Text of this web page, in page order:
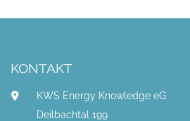
KONTAKT
KWS Energy Knowledge eG
Deilbachtal 199